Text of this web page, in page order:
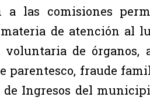
las comisiones
de atención al
voluntaria de órganos,
parentesco, fraude
Ingresos del